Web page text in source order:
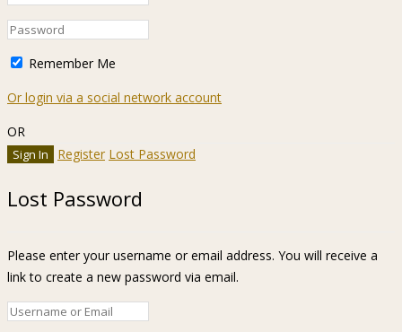
Remember Me
Or login via a social network account
OR
Register Lost Password
Lost Password
Please enter your username or email address. You will receive a
link to create a new password via email.